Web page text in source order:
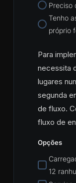
Preciso
Tenho
próprio
Para
necessita
lugares
segunda
de fluxo.
fluxo de
Opções
12